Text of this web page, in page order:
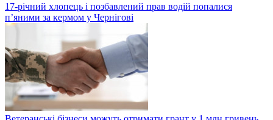
17-річний хлопець і позбавлений прав водій попалися
п’яними за кермом у Чернігові